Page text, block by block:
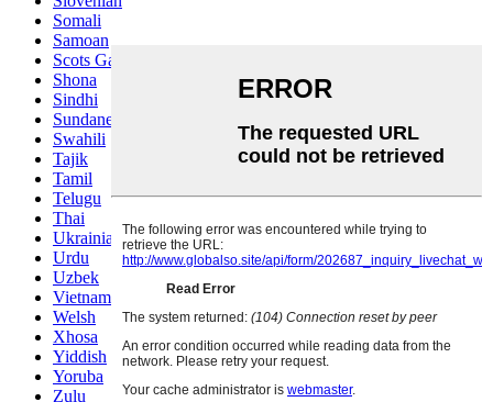
Somali
Samoan
Scots Gaelic
Shona
Sindhi
Sundanese
Swahili
Tajik
Tamil
Telugu
Thai
Ukrainian
Urdu
Uzbek
Vietnamese
Welsh
Xhosa
Yiddish
Yoruba
Zulu